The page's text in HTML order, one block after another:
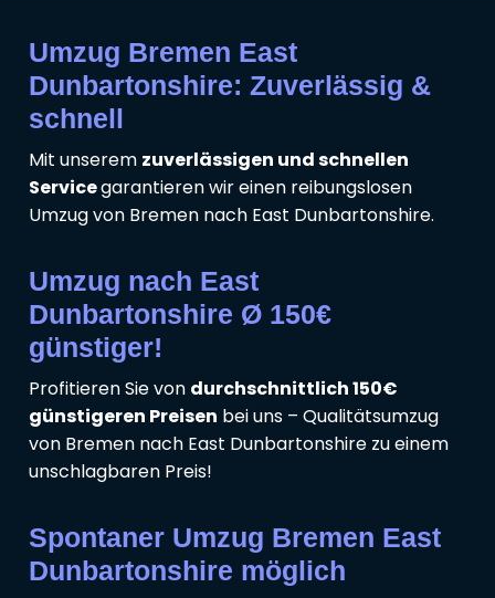
Umzug Bremen East
Dunbartonshire: Zuverlässig &
schnell
Mit unserem zuverlässigen und schnellen
Servicegarantieren wir einen reibungslosen
Umzug von Bremen nach East Dunbartonshire.
Umzug nach East
Dunbartonshire Ø 150€
günstiger!
Profitieren Sie von durchschnittlich 150€
günstigeren Preisen bei uns – Qualitätsumzug
von Bremen nach East Dunbartonshire zu einem
unschlagbaren Preis!
Spontaner Umzug Bremen East
Dunbartonshire möglich